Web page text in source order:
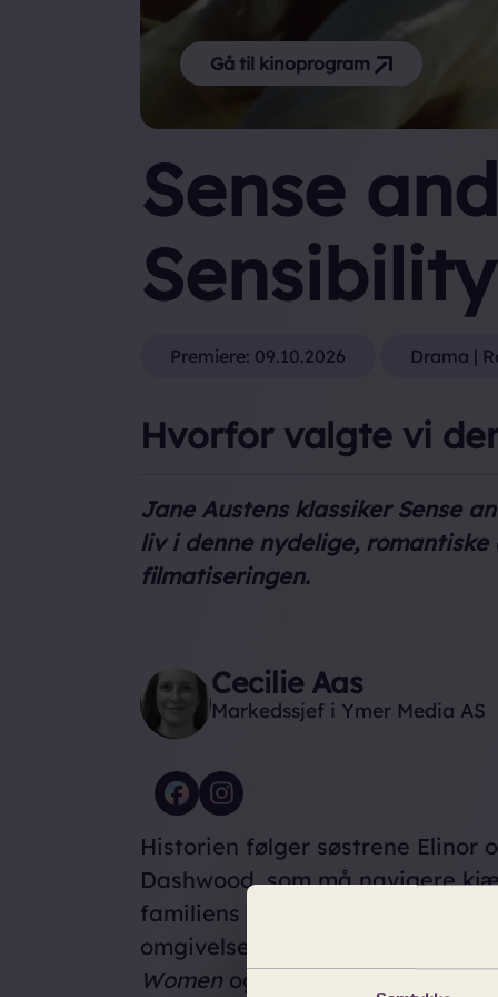
Gå til kinoprogram
Sense and
Sensibility
Premiere: 09.10.2026 Drama |
Hvorfor valgte vi
Jane Austens klassiker Sense
liv i denne nydelige,
filmatiseringen.
Cecilie Aas
Markedssjef i Ymer Media AS
Historien følger søstrene Elinor
Dashwood, som må navigere
familiens økonomiske
omgivelser. Fans av
Women og den elskede 1995-